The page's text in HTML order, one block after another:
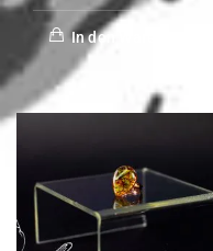
In den Warenkorb